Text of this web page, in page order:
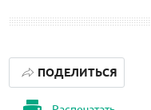
ПОДЕЛИТЬСЯ